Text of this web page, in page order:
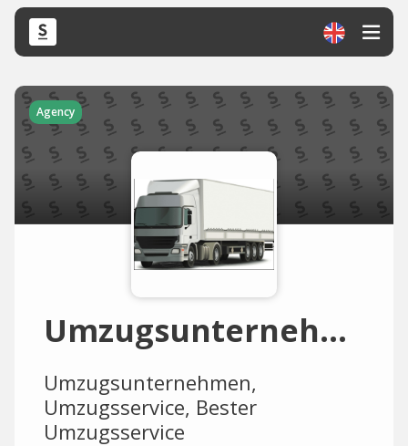
Agency
Umzugsunternehmen-Klagenfurt
Umzugsunternehmen,
Umzugsservice, Bester
Umzugsservice